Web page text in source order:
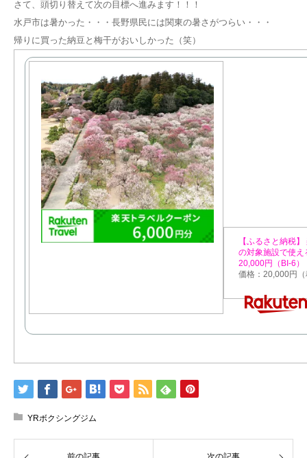
さて、頭切り替えて次の目標へ進みます！！！
水戸市は暑かった・・・長野県民には関東の暑さがつらい・・・
帰りに買った納豆と梅干がおいしかった（笑）
【ふるさと納税
の対象施設で使
20,000円（BI-6）
価格：20,000円
YRボクシングジム